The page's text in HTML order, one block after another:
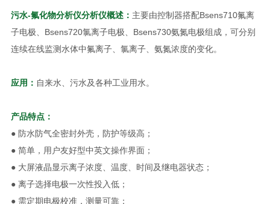
污水-氟化物分析仪分析仪概述： 主要由控制器搭配Bsens710氟离
子电极、Bsens720氯离子电极、Bsens730氨氮电极组成，可分别
连续在线监测水体中氟离子、氯离子、氨氮浓度的变化。
应用： 自来水、污水及各种工业用水。
产品特点：
● 防水防气全密封外壳，防护等级高；
● 简单，用户友好型中英文操作界面；
● 大屏液晶显示离子浓度、温度、时间及继电器状态；
● 离子选择电极一次性投入低；
● 需定期电极校准，测量可靠；